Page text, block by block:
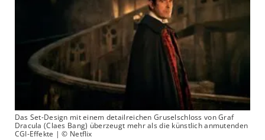
Das Set-Design mit einem detailreichen Gruselschloss von Graf
Dracula (Claes Bang) überzeugt mehr als die künstlich anmutenden
CGI-Effekte | © Netflix